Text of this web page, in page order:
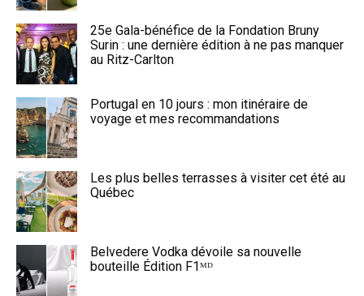
25e Gala-bénéfice de la Fondation Bruny
Surin : une dernière édition à ne pas manquer
au Ritz-Carlton
Portugal en 10 jours : mon itinéraire de
voyage et mes recommandations
Les plus belles terrasses à visiter cet été au
Québec
Belvedere Vodka dévoile sa nouvelle
bouteille Édition F1ᴹᴰ